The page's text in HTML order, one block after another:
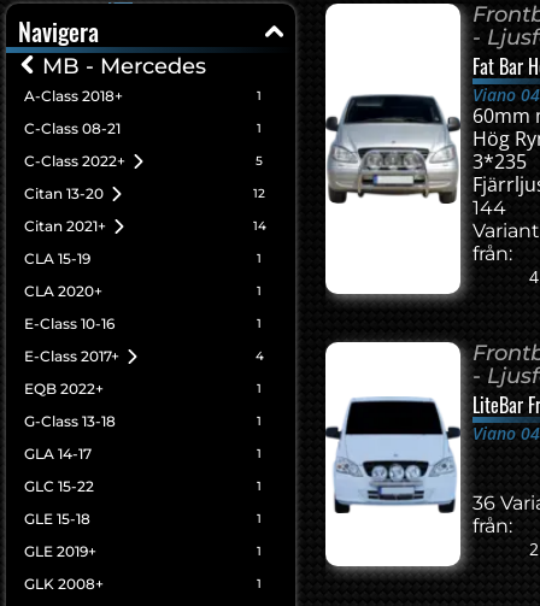
Navigera
MB - Mercedes
A-Class 2018+ 1
C-Class 08-21 1
C-Class 2022+ 5
Citan 13-20 12
Citan 2021+ 14
CLA 15-19 1
CLA 2020+ 1
E-Class 10-16 1
E-Class 2017+ 4
EQB 2022+ 1
G-Class 13-18 1
GLA 14-17 1
GLC 15-22 1
GLE 15-18 1
GLE 2019+ 1
GLK 2008+ 1
-
Fat Bar
Viano
60mm
Hög
3*235
144
från:
-
LiteBar
Viano
36
från: